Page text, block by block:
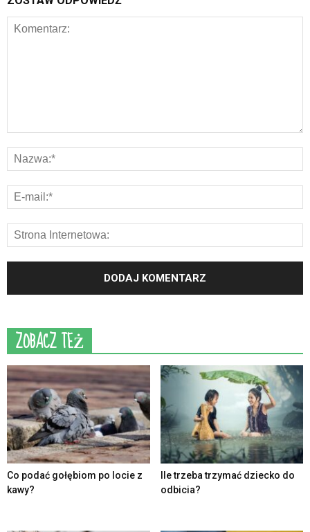
ZOBACZ TEŻ
Co podać gołębiom po locie z
kawy?
Ile trzeba trzymać dziecko do
odbicia?